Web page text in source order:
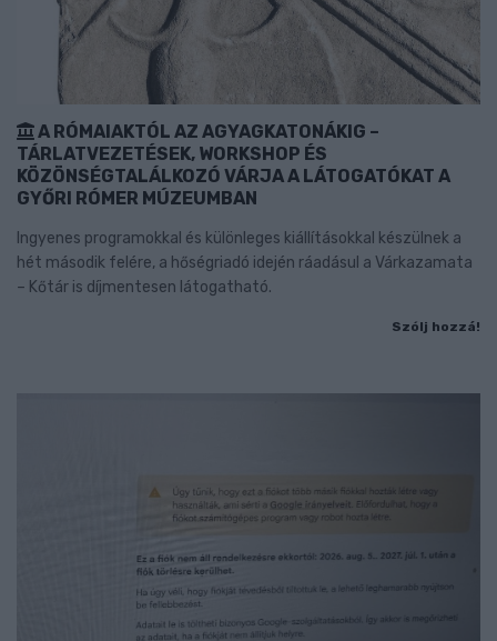
A RÓMAIAKTÓL AZ AGYAGKATONÁKIG –
TÁRLATVEZETÉSEK, WORKSHOP ÉS
KÖZÖNSÉGTALÁLKOZÓ VÁRJA A LÁTOGATÓKAT A
GYŐRI RÓMER MÚZEUMBAN
Ingyenes programokkal és különleges kiállításokkal készülnek a
hét második felére, a hőségriadó idején ráadásul a Várkazamata
– Kőtár is díjmentesen látogatható.
Szólj hozzá!